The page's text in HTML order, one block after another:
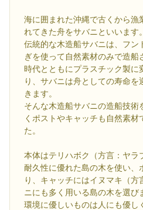
海に囲まれた沖縄で古くから漁
れてきた舟をサバニといいます。
伝統的な木造船サバニは、フン
ぎを使って自然素材のみで造船
時代とともにプラスチック製に
り、サバニは舟としての寿命
きます。
そんな木造船サバニの造船技術
くポストやキャッチも自然素材
た。
本体はテリハボク（方言：ヤラ
耐久性に優れた島の木を使い、
り、キャッチにはイヌマキ（
ニにも多く用いる島の木を選び
環境に優しいものは人にも優し